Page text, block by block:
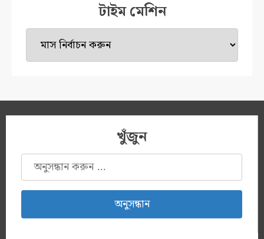
টাইম মেশিন
টাইম
মেশিন
খুঁজুন
অনুসন্ধানঃ